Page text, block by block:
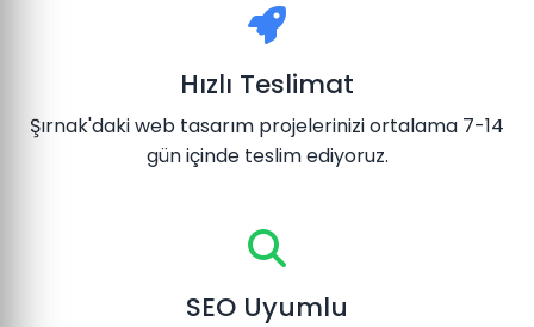
Hızlı Teslimat
Şırnak'daki web tasarım projelerinizi ortalama 7-14
gün içinde teslim ediyoruz.
SEO Uyumlu